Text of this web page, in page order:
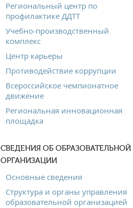
Региональный центр по
профилактике ДДТТ
Учебно-производственный
комплекс
Центр карьеры
Противодействие коррупции
Всероссийское чемпионатное
движение
Региональная инновационная
площадка
СВЕДЕНИЯ ОБ ОБРАЗОВАТЕЛЬНОЙ
ОРГАНИЗАЦИИ
Основные сведения
Структура и органы управления
образовательной организацией